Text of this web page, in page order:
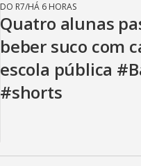
DO R7/HÁ 6 HORAS
Quatro alunas
beber suco com
escola pública
#shorts